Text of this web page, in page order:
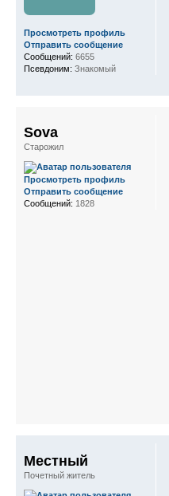
Просмотреть профиль
Отправить сообщение
Сообщений: 6655
Псевдоним: Знакомый
Sova
Старожил
Просмотреть профиль
Отправить сообщение
Сообщений: 1828
Местный
Почетный житель